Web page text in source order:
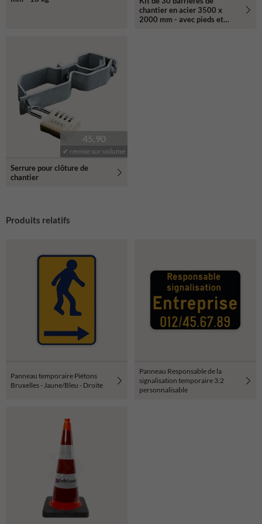
chantier en acier 3500 x
2000 mm - avec pieds et
45,90
✔ remise sur volume
Serrure pour clôture de
chantier
Produits relatifs
Panneau temporaire Piétons
Bruxelles - Jaune/Bleu - Droite
Panneau Responsable de la
signalisation temporaire 3:2
personnalisable